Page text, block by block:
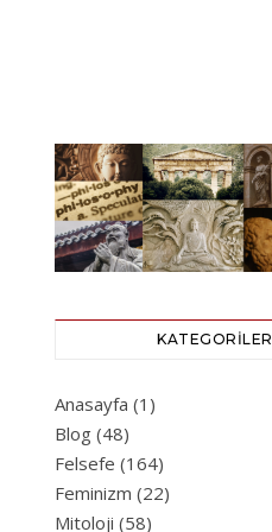
KATEGORILER
Anasayfa (1)
Blog (48)
Felsefe (164)
Feminizm (22)
Mitoloji (58)